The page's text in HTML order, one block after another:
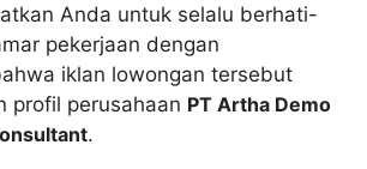
Anda untuk selalu berhati-
pekerjaan dengan
iklan lowongan tersebut
profil perusahaan PT Artha Demo
.